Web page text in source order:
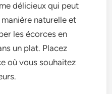
délicieux qui peut
nature­lle et
les écorces e­n
un plat. Placez
où vous souhaitez